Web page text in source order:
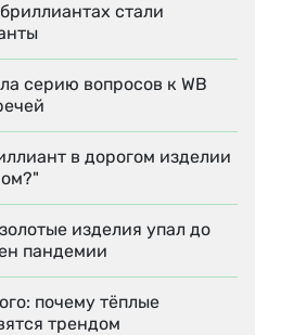
стали
серию вопросов к WB
в дорогом изделии
изделия упал до
пандемии
почему тёплые
трендом